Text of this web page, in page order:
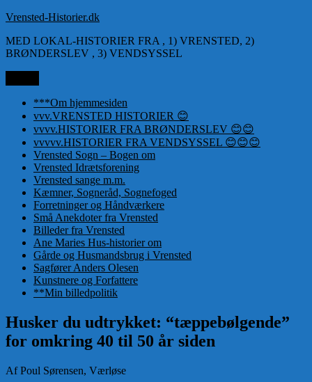
Videre
indhold
Vrensted-Historier.dk
MED LOKAL-HISTORIER FRA , 1) VRENSTED, 2)
BRØNDERSLEV , 3) VENDSYSSEL
***Om hjemmesiden
vvv.VRENSTED HISTORIER 😊
vvvv.HISTORIER FRA BRØNDERSLEV 😊😊
vvvvv.HISTORIER FRA VENDSYSSEL 😊😊😊
Vrensted Sogn – Bogen om
Vrensted Idrætsforening
Vrensted sange m.m.
Kæmner, Sogneråd, Sognefoged
Forretninger og Håndværkere
Små Anekdoter fra Vrensted
Billeder fra Vrensted
Ane Maries Hus-historier om
Gårde og Husmandsbrug i Vrensted
Sagfører Anders Olesen
Kunstnere og Forfattere
**Min billedpolitik
Husker du udtrykket: “tæppebølgende”
for omkring 40 til 50 år siden
Af Poul Sørensen, Værløse